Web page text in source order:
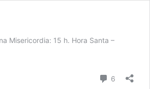
Misericordia: 15 h. Hora Santa –
6